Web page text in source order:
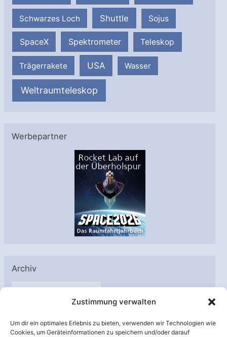
Zustimmung verwalten
Um dir ein optimales Erlebnis zu bieten, verwenden wir Technologien wie
Cookies, um Geräteinformationen zu speichern und/oder darauf
Schwarzes Loch Shuttle Sojus
SpaceX Spektrometer Teleskop
Trägerrakete USA Wasser
Weltraumteleskop
Werbepartner
Archiv
A
h